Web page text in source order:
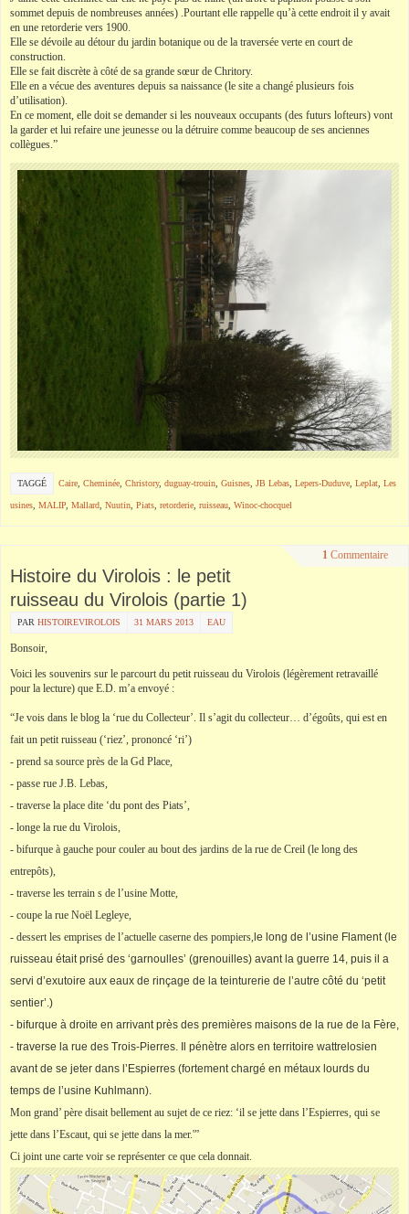
sommet depuis de nombreuses années) .Pourtant elle rappelle qu’à cette endroit il y avait
en une retorderie vers 1900.
Elle se dévoile au détour du jardin botanique ou de la traversée verte en court de
construction.
Elle se fait discrète à côté de sa grande sœur de Chritory.
Elle en a vécue des aventures depuis sa naissance (le site a changé plusieurs fois
d’utilisation).
En ce moment, elle doit se demander si les nouveaux occupants (des futurs lofteurs) vont
la garder et lui refaire une jeunesse ou la détruire comme beaucoup de ses anciennes
collègues.”
TAGGÉ Caire, Cheminée, Christory, duguay-trouin, Guisnes, JB Lebas, Lepers-Duduve, Leplat, Les
usines, MALIP, Mallard, Nuutin, Piats, retorderie, ruisseau, Winoc-chocquel
1 Commentaire
Histoire du Virolois : le petit
ruisseau du Virolois (partie 1)
PAR HISTOIREVIROLOIS 31 MARS 2013 EAU
Bonsoir,
Voici les souvenirs sur le parcourt du petit ruisseau du Virolois (légèrement retravaillé
pour la lecture) que E.D. m’a envoyé :
“Je vois dans le blog la ‘rue du Collecteur’. Il s’agit du collecteur… d’égoûts, qui est en
fait un petit ruisseau (‘riez’, prononcé ‘ri’)
- prend sa source près de la Gd Place,
- passe rue J.B. Lebas,
- traverse la place dite ‘du pont des Piats’,
- longe la rue du Virolois,
- bifurque à gauche pour couler au bout des jardins de la rue de Creil (le long des
entrepôts),
- traverse les terrain s de l’usine Motte,
- coupe la rue Noël Legleye,
- dessert les emprises de l’actuelle caserne des pompiers, le long de l’usine Flament (le
ruisseau était prisé des ‘garnoulles’ (grenouilles) avant la guerre 14, puis il a
servi d’exutoire aux eaux de rinçage de la teinturerie de l’autre côté du ‘petit
sentier’.)
- bifurque à droite en arrivant près des premières maisons de la rue de la Fère,
- traverse la rue des Trois-Pierres. Il pénètre alors en territoire wattrelosien
avant de se jeter dans l’Espierres (fortement chargé en métaux lourds du
temps de l’usine Kuhlmann).
Mon grand’ père disait bellement au sujet de ce riez: ‘il se jette dans l’Espierres, qui se
jette dans l’Escaut, qui se jette dans la mer.'”
Ci joint une carte voir se représenter ce que cela donnait.